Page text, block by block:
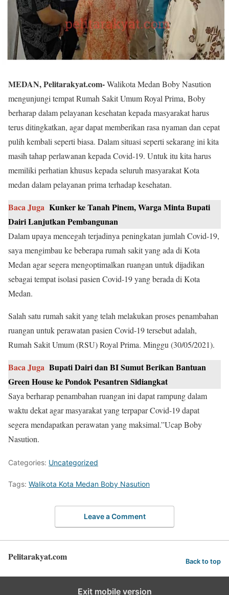
MEDAN, Pelitarakyat.com-Walikota Medan Boby Nasution
mengunjungi tempat Rumah Sakit Umum Royal Prima, Boby
berharap dalam pelayanan kesehatan kepada masyarakat harus
terus ditingkatkan, agar dapat memberikan rasa nyaman dan cepat
pulih kembali seperti biasa. Dalam situasi seperti sekarang ini kita
masih tahap perlawanan kepada Covid-19. Untuk itu kita harus
memiliki perhatian khusus kepada seluruh masyarakat Kota
medan dalam pelayanan prima terhadap kesehatan.
Baca Juga Kunker ke Tanah Pinem, Warga Minta Bupati
Dairi Lanjutkan Pembangunan
Dalam upaya mencegah terjadinya peningkatan jumlah Covid-19,
saya mengimbau ke beberapa rumah sakit yang ada di Kota
Medan agar segera mengoptimalkan ruangan untuk dijadikan
sebagai tempat isolasi pasien Covid-19 yang berada di Kota
Medan.
Salah satu rumah sakit yang telah melakukan proses penambahan
ruangan untuk perawatan pasien Covid-19 tersebut adalah,
Rumah Sakit Umum (RSU) Royal Prima. Minggu (30/05/2021).
Baca Juga Bupati Dairi dan BI Sumut Berikan Bantuan
Green House ke Pondok Pesantren Sidiangkat
Saya berharap penambahan ruangan ini dapat rampung dalam
waktu dekat agar masyarakat yang terpapar Covid-19 dapat
segera mendapatkan perawatan yang maksimal.”Ucap Boby
Nasution.
Categories: Uncategorized
Tags: Walikota Kota Medan Boby Nasution
Leave a Comment
Pelitarakyat.com Back to top
Exit mobile version